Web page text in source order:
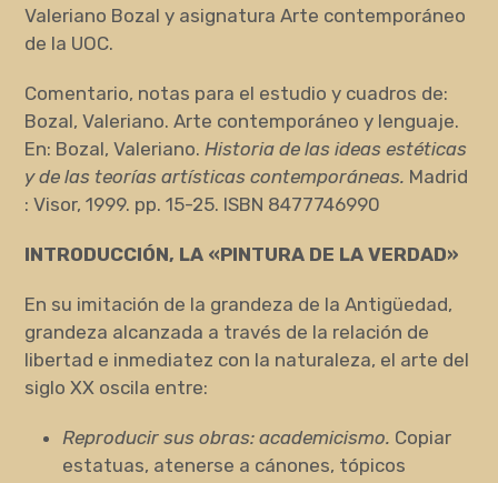
Valeriano Bozal y asignatura Arte contemporáneo
de la UOC.
Comentario, notas para el estudio y cuadros de:
Bozal, Valeriano. Arte contemporáneo y lenguaje.
En: Bozal, Valeriano.Historia de las ideas estéticas
y de las teorías artísticas contemporáneas. Madrid
: Visor, 1999. pp. 15-25. ISBN 8477746990
INTRODUCCIÓN, LA «PINTURA DE LA VERDAD»
En su imitación de la grandeza de la Antigüedad,
grandeza alcanzada a través de la relación de
libertad e inmediatez con la naturaleza, el arte del
siglo XX oscila entre:
Reproducir sus obras: academicismo. Copiar
estatuas, atenerse a cánones, tópicos